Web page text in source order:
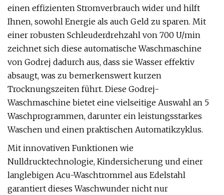
einen effizienten Stromverbrauch wider und hilft
Ihnen, sowohl Energie als auch Geld zu sparen. Mit
einer robusten Schleuderdrehzahl von 700 U/min
zeichnet sich diese automatische Waschmaschine
von Godrej dadurch aus, dass sie Wasser effektiv
absaugt, was zu bemerkenswert kurzen
Trocknungszeiten führt. Diese Godrej-
Waschmaschine bietet eine vielseitige Auswahl an 5
Waschprogrammen, darunter ein leistungsstarkes
Waschen und einen praktischen Automatikzyklus.
Mit innovativen Funktionen wie
Nulldrucktechnologie, Kindersicherung und einer
langlebigen Acu-Waschtrommel aus Edelstahl
garantiert dieses Waschwunder nicht nur